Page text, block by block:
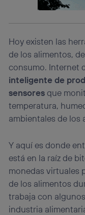
Hoy existen las
de los alimentos,
consumo. Internet
inteligente de
sensoresque
temperatura,
ambientales de los
Y aquí es donde
está en la raíz de
monedas virtuales
de los alimentos
trabaja con
industria
consienta el uso
el marketing o
actividades de
que hayan dado
Si utilizasdatos
personalizado,
navegación del
Puedes gestionar
“Administrar Utiq”
portal
la política de